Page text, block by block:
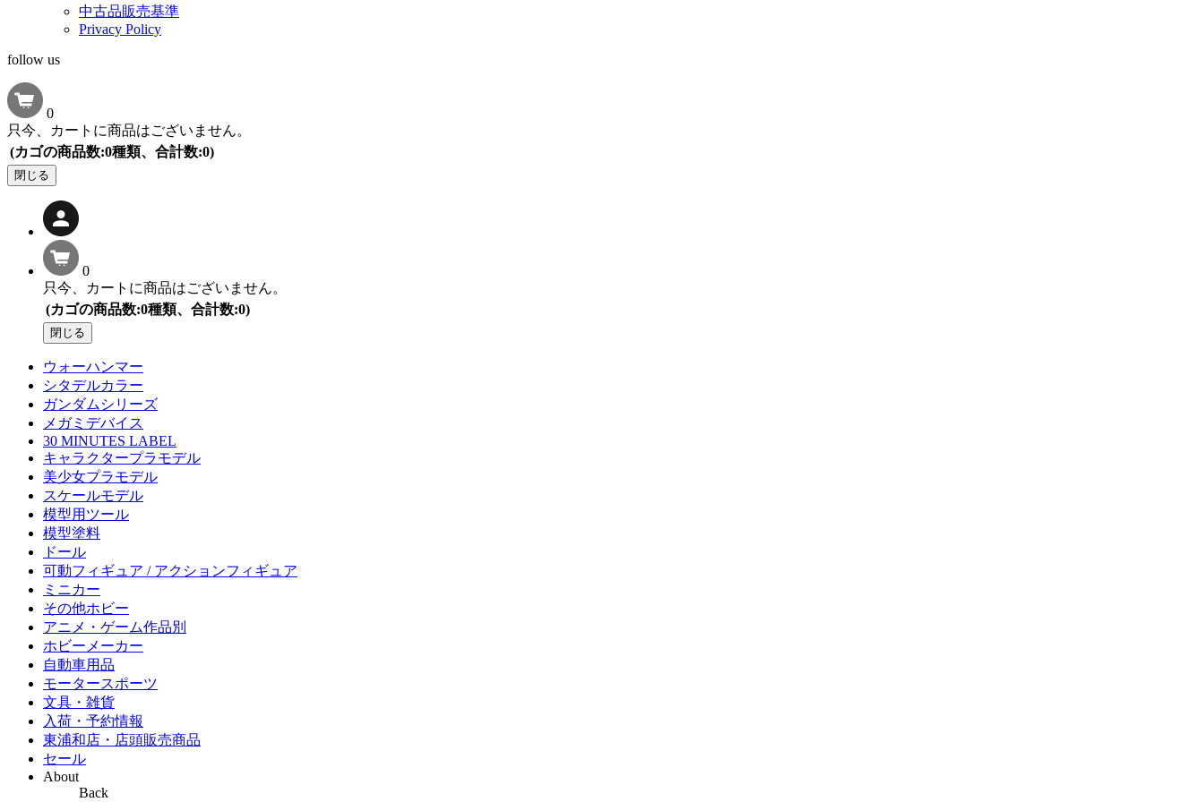
中古品販売基準
Privacy Policy
follow us
0
只今、カートに商品はございません。
(カゴの商品数:0種類、合計数:0)
閉じる
0
只今、カートに商品はございません。
(カゴの商品数:0種類、合計数:0)
閉じる
ウォーハンマー
シタデルカラー
ガンダムシリーズ
メガミデバイス
30 MINUTES LABEL
キャラクタープラモデル
美少女プラモデル
スケールモデル
模型用ツール
模型塗料
ドール
可動フィギュア / アクションフィギュア
ミニカー
その他ホビー
アニメ・ゲーム作品別
ホビーメーカー
自動車用品
モータースポーツ
文具・雑貨
入荷・予約情報
東浦和店・店頭販売商品
セール
About
Back